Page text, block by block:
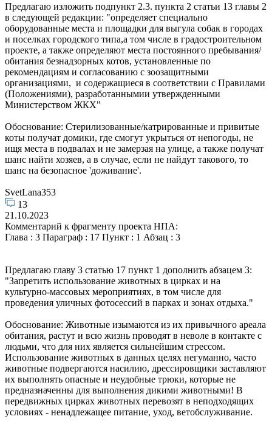
Предлагаю изложить подпункт 2.3. пункта 2 статьи 13 главы 2
в следующей редакции: "определяет специально
оборудованные места и площадки для выгула собак в городах
и поселках городского типа,а том числе в градостроительном
проекте, а также определяют места постоянного пребывания/
обитания безнадзорных котов, установленные по
рекомендациям и согласованию с зоозащитными
организациями, и содержащиеся в соответствии с Правилами
(Положениями), разработаннымии утвержденными
Министерством ЖКХ"
Обоснование: Стерилизованные/катрированные и привитые
коты получат домики, где смогут укрыться от непогоды, не
ищя места в подвалах и не замерзая на улице, а также получат
шанс найти хозяев, а в случае, если не найдут такового, то
шанс на безопасное 'доживание'.
SvetLana353
13
21.10.2023
Комментарий к фрагменту проекта НПА:
Глава : 3 Параграф : 17 Пункт : 1 Абзац : 3
Предлагаю главу 3 статью 17 пункт 1 дополнить абзацем 3:
"Запретить использование животных в цирках и на
культурно-массовых мероприятиях, в том числе для
проведения уличных фотосессий в парках и зонах отдыха."
Обоснование: Животные изымаются из их привычного ареала
обитания, растут и всю жизнь проводят в неволе в контакте с
людьми, что для них является сильнейшим стрессом.
Использование животных в данных целях негуманно, часто
животные подвергаются насилию, дрессировщики заставляют
их выполнять опасные и неудобные трюки, которые не
предназначенны для выполнения дикими животными! В
передвижных цирках животных перевозят в неподходящих
условиях - ненадлежащее питание, уход, ветобслуживание.